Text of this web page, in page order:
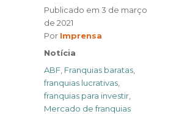
Publicado em 3 de março
de 2021
Por Author
Imprensa
Categories
Notícia
Tags
ABF Franquias baratas
franquias lucrativas
franquias para investir
Mercado de franquias